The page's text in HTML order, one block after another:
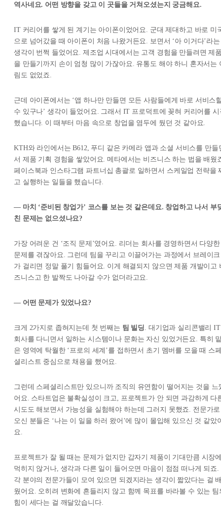
역사네요. 어떤 방향을 갖고 이 곳들을 거쳐오셨는지 궁금해요.
IT 커리어를 쌓게 된 계기는 아이폰이었어요. 군대 제대하고 바로 미
으로 넘어갔을 때 아이폰이 처음 나왔거든요. 보면서 ‘아 이거다’라는
생각이 번쩍 들었어요. 제조업 시대에서는 고객 경험을 만들려면 제
을 만들기까지 손이 엄청 많이 가잖아요. 유통도 해야 하니 혼자서는
림도 없었죠.
근데 아이폰에서는 ‘앱 하나만 만들면 모든 사람들에게 바로 서비스
수 있구나’ 생각이 들었어요. 그래서 IT 프로덕트에 꽂혀 커리어를 시
했습니다. 이 때부터 마음 속으로 창업을 염두에 뒀던 것 같아요.
KTH와 라인에서는 B612, 푸디 같은 카메라 앱과 소셜 서비스를 만들
서 제품 기획 경험을 쌓았어요. 메타에서는 비즈니스 하는 법을 배웠
페이스북과 인스타그램 파트너십 총괄로 일하면서 스케일업 전략을
고 실행하는 일들을 했습니다.
— 마치 ‘준비된 창업가’ 코스를 보는 것 같은데요. 창업하고 나서 부
친 문제는 없으셨나요?
가장 어려운 건 ‘조직 문제’였어요. 리더는 회사를 경영하면서 다양한
문제를 겪잖아요. 그런데 팀을 꾸리고 이끌어가는 과정에서 브레이크
가 걸리면 정말 풀기 힘들어요. 이게 해결되지 않으면 제품 개발이고
즈니스고 한 발짝도 나아갈 수가 없더라고요.
— 어떤 문제가 있었나요?
크게 2가지로 좁혀지는데 첫 번째는 팀 빌딩 . 대기업과 실리콘밸리 IT
회사를 다니면서 일하는 시스템이나 문화는 자신 있었거든요. 특히
은 영역에 탁월한 ‘프로의 세계’를 접하면서 초기 멤버를 모을 때 스
셜리스트 중심으로 채용을 했어요.
그런데 스페셜리스트만 있으니까 조직의 유연함이 떨어지는 것을 느
어요. 스타트업은 불확실성이 크고, 프로젝트가 안 되면 과감하게 다
시도도 해보면서 가능성을 실험해야 하는데 그러지 못했죠. 전문가로
오신 분들은 ‘나는 이 일을 하러 왔어’에 많이 몰입해 있으신 것 같았
요.
프로젝트가 잘 될 때는 문제가 없지만 갑자기 제품이 기대만큼 시장
먹히지 않거나, 생각과 다른 일이 들어오면 마음이 점점 떠나게 되죠.
각 분야의 전문가들이 모여 있으면 되겠지라는 생각이 짧았다는 걸
웠어요. 오히려 변화에 흔들리지 않고 함께 목표를 바라볼 수 있는 팀
힘이 세다는 걸 깨달았습니다.